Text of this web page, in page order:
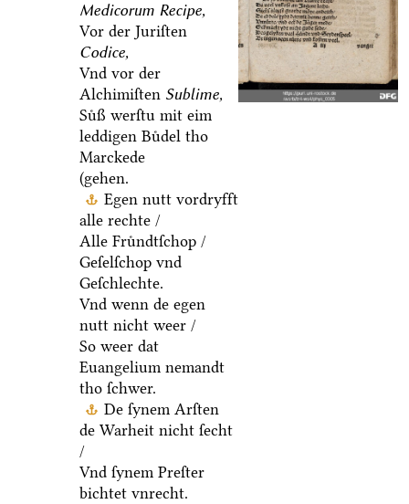
Medicorum Recipe,
Vor der Juriſten
Codice,
Vnd vor der
Alchimiſten Sublime,
Suͤß werſtu mit eim
leddigen Buͤdel tho
Marckede
(gehen.
Egen nutt vordryfft
alle rechte /
Alle Fruͤndtſchop /
Geſelſchop vnd
Geſchlechte.
Vnd wenn de egen
nutt nicht weer /
So weer dat
Euangelium nemandt
tho ſchwer.
De ſynem Arſten
de Warheit nicht ſecht
/
Vnd ſynem Preſter
bichtet vnrecht.